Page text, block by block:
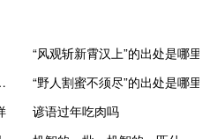
“风观斩新霄汉上”的出处是哪里
经济预测的复杂性
“野人割蜜不须尽”的出处是哪里
谚语过年吃肉吗